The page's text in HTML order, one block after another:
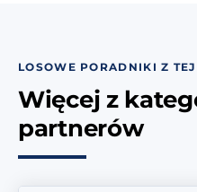
LOSOWE PORADNIKI Z
Więcej z
partnerów